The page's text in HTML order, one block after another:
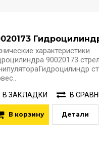
характеристики
90020173
В ЗАКЛАДКИ В
В корзину Детали